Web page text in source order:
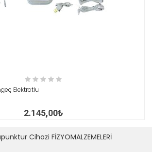
Elektrotlu
2.145,00₺
Cihazi FİZYOMALZEMELERİ